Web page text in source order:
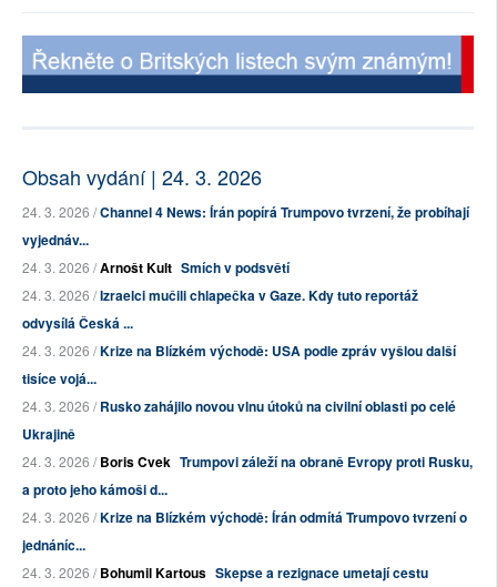
Obsah vydání | 24. 3. 2026
24. 3. 2026 /Channel 4 News: Írán popírá Trumpovo tvrzení, že probíhají
vyjednáv...
24. 3. 2026 /Arnošt Kult Smích v podsvětí
24. 3. 2026 /Izraelci mučili chlapečka v Gaze. Kdy tuto reportáž
odvysílá Česká ...
24. 3. 2026 /Krize na Blízkém východě: USA podle zpráv vyšlou další
tisíce vojá...
24. 3. 2026 /Rusko zahájilo novou vlnu útoků na civilní oblasti po celé
Ukrajině
24. 3. 2026 /Boris Cvek Trumpovi záleží na obraně Evropy proti Rusku,
a proto jeho kámoši d...
24. 3. 2026 /Krize na Blízkém východě: Írán odmítá Trumpovo tvrzení o
jednáníc...
24. 3. 2026 /Bohumil Kartous Skepse a rezignace umetají cestu